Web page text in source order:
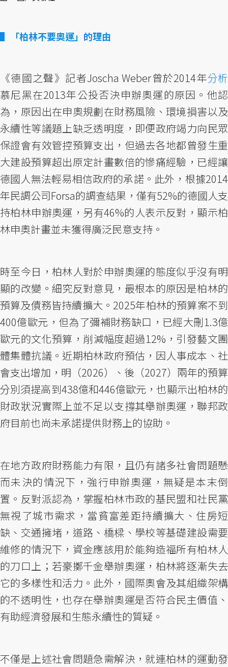
「柏林不要奧運」的理由
《德國之聲》記者Joscha Weber曾於2014年分析
慕尼黑在2013年公投否決申辦奧運的原因。他認
為，原因出在申奧規劃在財務風險、環境損害以及
永續性等議題上缺乏透明度，即便政府竭力向民眾
保證會有效管控預算支出，但過去各地都曾發生重
大建設預算超出原定計畫數倍的慘痛經驗，已經讓
德國人無法輕易相信政府的承諾。此外，根據2014
年民調公司Forsa的調查結果，僅有52%的德國人支
持柏林申辦奧運，另有46%的人表示反對，顯示柏
林申奧計畫並未獲得廣泛民意支持。
時至今日，柏林人對於申辦奧運的態度似乎沒有明
顯的改變。細究反對意見，最根本的原因是柏林的
預算及債務皆持續擴大。2025年柏林的預算案不到
400億歐元，但為了彌補財務缺口，已經大刪1.3億
歐元的文化預算，削減幅度超過12%，引發藝文團
體集體抗議。近期柏林政府預估，因人事成本、社
會支出增加，明（2026）、後（2027）兩年的預算
分別須提高到438億和446億歐元，也顯示出柏林的
財政狀況實際上並不足以支撐其舉辦奧運，聯邦政
府目前也尚未承諾提供財務上的協助。
在地方政府財務能力有限，且仍有諸多社會問題懸
而未決的情況下，強行申辦奧運，無疑是本末倒
置。反對派認為，掌握柏林市政的基民盟和社民黨
無視了城市需求，當貧富差距持續擴大、住房短
缺、交通擁堵，道路、橋樑、學校等基礎建設需要
維修的情況下，資金應該用於能夠造福所有柏林人
的刀口上；若豪擲千金舉辦奧運，柏林將逐漸失去
它的多樣性和活力。此外，國際奧會及其組織架構
的不透明性，也存在舉辦奧運是否符合民主價值、
有助經濟發展和生態永續性的質疑。
不僅是上述社會問題急需解決，就連柏林的運動發